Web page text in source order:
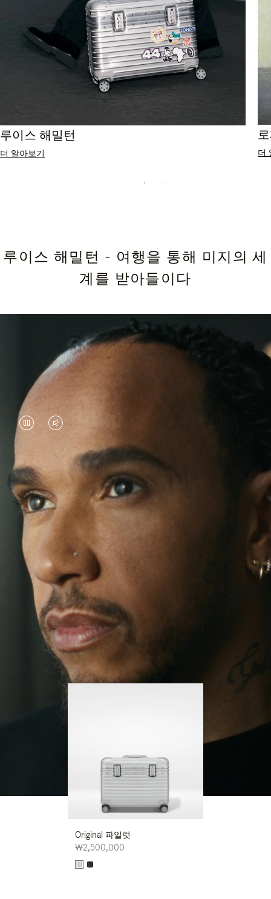
루이스 해밀턴
더 알아보기 더
루이스 해밀턴 - 여행을 통해 미지의 세
계를 받아들이다
VIDEO
PAUSED,
PLEASE
PRESS
TO
PLAY
VIDEO
IS
MUTED,
PLEASE
PRESS
TO
UNMUTE
IT
루이스 해밀턴은 뛰어난 레이스 드라이버로 유명하
지만, 그의 최근 여정은 익숙한 환경을 뛰어넘은 모
험으로 가득합니다. 전 세계를 누비며 새로운 경험
을 추구하는 루이스 해밀턴은 계속해서 도전하고
그 과정에서 더 많은 것을 배우고 있습니다.
리모와 오리지널 파일럿은 매 순간 그와 함께하며,
수트케이스의 모든 흔적은 그가 어디에 있었고 무
엇을 성취했는지에 관한 특별한 이야기를 담고 있
습니다.
Original 파일럿
₩2,500,000